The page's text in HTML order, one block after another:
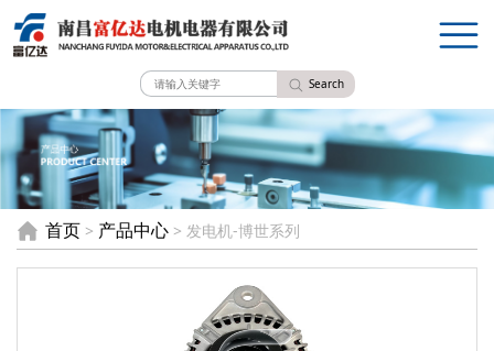
Search
首页 > 产品中心 > 发电机-博世系列